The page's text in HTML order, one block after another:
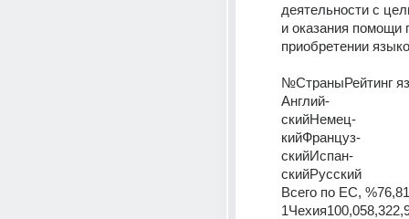
деятельности с
и оказания помощи
приобретении
№СтраныРейтинг
Англий-
скийНемец-
кийФранцуз-
скийИспан-
скийРусский
Всего по ЕС,